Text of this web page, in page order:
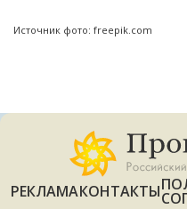
Источник фото: freepik.com
РЕКЛАМАКОНТАКТЫ